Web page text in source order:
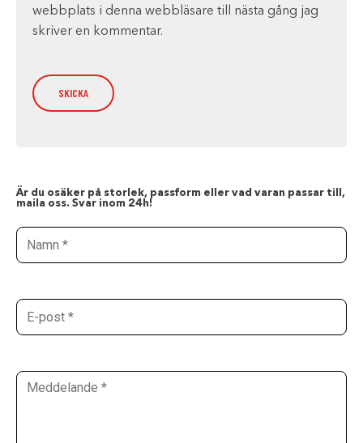
webbplats i denna webbläsare till nästa gång jag
skriver en kommentar.
Är du osäker på storlek, passform eller vad varan passar till,
maila oss. Svar inom 24h!